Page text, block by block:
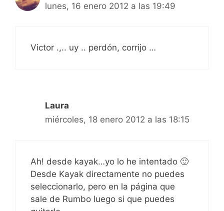
lunes, 16 enero 2012 a las 19:49
Victor .,.. uy .. perdón, corrijo …
Laura
miércoles, 18 enero 2012 a las 18:15
Ah! desde kayak…yo lo he intentado 🙂
Desde Kayak directamente no puedes
seleccionarlo, pero en la página que
sale de Rumbo luego si que puedes